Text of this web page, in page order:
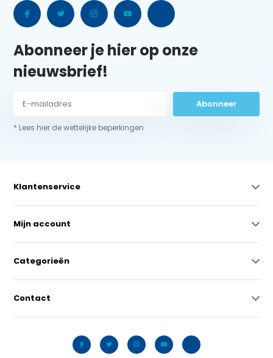
Abonneer je hier op onze
nieuwsbrief!
Abonneer
* Lees hier de wettelijke beperkingen
Klantenservice
Mijn account
Categorieën
Contact